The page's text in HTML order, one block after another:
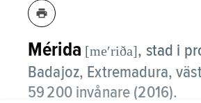
Mérida [meʹriða], stad i
Badajoz, Extremadura,
59 200 invånare (2016).